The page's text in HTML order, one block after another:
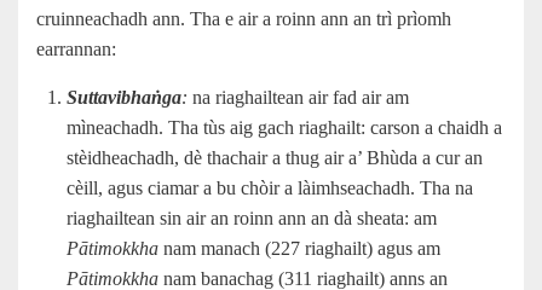
cruinneachadh ann. Tha e air a roinn ann an trì prìomh
earrannan:
Suttavibhaṅga: na riaghailtean air fad air am
mìneachadh. Tha tùs aig gach riaghailt: carson a chaidh a
stèidheachadh, dè thachair a thug air a’ Bhùda a cur an
cèill, agus ciamar a bu chòir a làimhseachadh. Tha na
riaghailtean sin air an roinn ann an dà sheata: am
Pātimokkha nam manach (227 riaghailt) agus am
Pātimokkha nam banachag (311 riaghailt) anns an